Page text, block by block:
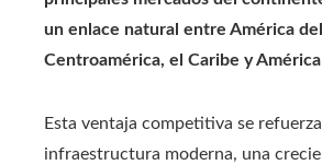
un enlace natural entre América
Centroamérica, el Caribe y
Esta ventaja competitiva se
infraestructura moderna, una